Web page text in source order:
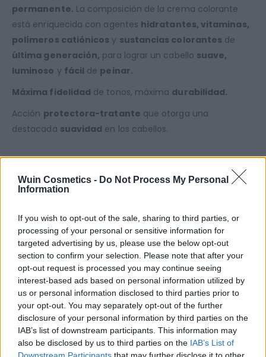
Wuin Cosmetics - Do Not Process My Personal
Information
If you wish to opt-out of the sale, sharing to third parties, or
processing of your personal or sensitive information for
targeted advertising by us, please use the below opt-out
section to confirm your selection. Please note that after your
opt-out request is processed you may continue seeing
interest-based ads based on personal information utilized by
us or personal information disclosed to third parties prior to
your opt-out. You may separately opt-out of the further
disclosure of your personal information by third parties on the
IAB’s list of downstream participants. This information may
also be disclosed by us to third parties on the IAB’s List of
permanente. La composición de la crema colorante
está enriquecida con agentes hidratantes, vitaminas,
polímeros catiónicos y sustancias colorantes de
última generación, para lograr un cabello suave,
luminoso y fácil de peinar.
Máxima fidelidad de tonos, máxima durabilidad.
Acción protectora-tratante que otorga una
destacada suavidad en los cabellos.
Crema colorante de
Base protectiva-tratante
ContieneSelenium,un mineral muy potente que
estructura la fibra capilar
Se puede mezclar con la
Crema Oxidante
de
20-30-40 volúmenes
Formato100ml
+ INFORMACIÓN:
Este tinte contienevitaminasA(contra el
envejecimiento del cabello) y vitaminas B3